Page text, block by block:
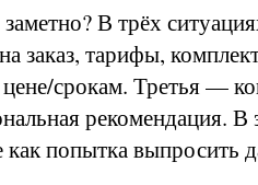
В трёх
заказ, тарифы,
срокам. Третья —
рекомендация. В
попытка выпросить